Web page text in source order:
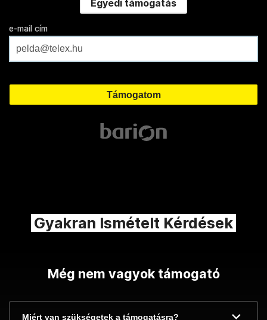
Egyedi támogatás
e-mail cím
Gyakran Ismételt Kérdések
Még nem vagyok támogató
Miért van szükségetek a támogatásra?